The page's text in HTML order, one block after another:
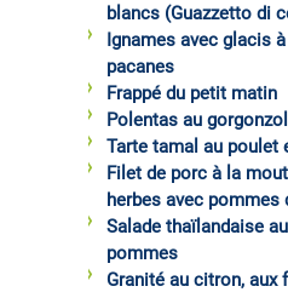
blancs (Guazzetto di
Ignames avec glacis à
pacanes
Frappé du petit matin
Polentas au
Tarte tamal au poulet
Filet de porc à la
herbes avec pommes
Salade thaïlandaise
pommes
Granité au citron, aux